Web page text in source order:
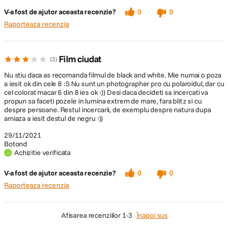
V-a fost de ajutor aceasta recenzie? 0
0
Raporteaza recenzia
3 Film ciudat
29/11/2021
Botond
Achizitie verificata
Nu stiu daca as recomanda filmul de black and white. Mie numai o poza
a iesit ok din cele 8 :S Nu sunt un photographer pro cu polaroidul, dar cu
cel colorat macar 6 din 8 ies ok :)) Desi daca decideti sa incercati va
propun sa faceti pozele in lumina extrem de mare, fara blitz si cu
despre persoane. Restul incercarii, de exemplu despre natura dupa
amiaza a iesit destul de negru :))
V-a fost de ajutor aceasta recenzie? 0
0
Raporteaza recenzia
afisarea recenziilor 1-3 Înapoi sus